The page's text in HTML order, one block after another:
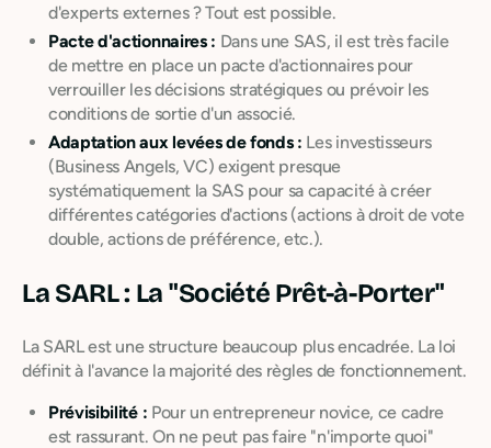
d'experts externes ? Tout est possible.
Pacte d'actionnaires : Dans une SAS, il est très facile
de mettre en place un pacte d'actionnaires pour
verrouiller les décisions stratégiques ou prévoir les
conditions de sortie d'un associé.
Adaptation aux levées de fonds : Les investisseurs
(Business Angels, VC) exigent presque
systématiquement la SAS pour sa capacité à créer
différentes catégories d'actions (actions à droit de vote
double, actions de préférence, etc.).
La SARL : La "Société Prêt-à-Porter"
La SARL est une structure beaucoup plus encadrée. La loi
définit à l'avance la majorité des règles de fonctionnement.
Prévisibilité : Pour un entrepreneur novice, ce cadre
est rassurant. On ne peut pas faire "n'importe quoi"